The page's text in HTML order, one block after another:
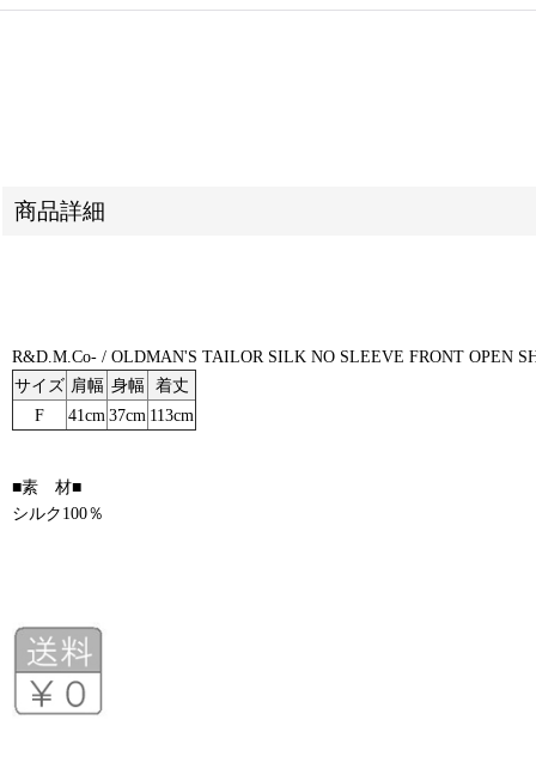
商品詳細
R&D.M.Co- / OLDMAN'S TAILOR SILK NO SLEEVE FRONT OPEN
サイズ 肩幅 身幅 着丈
F
41cm 37cm 113cm
■素 材■
シルク100％